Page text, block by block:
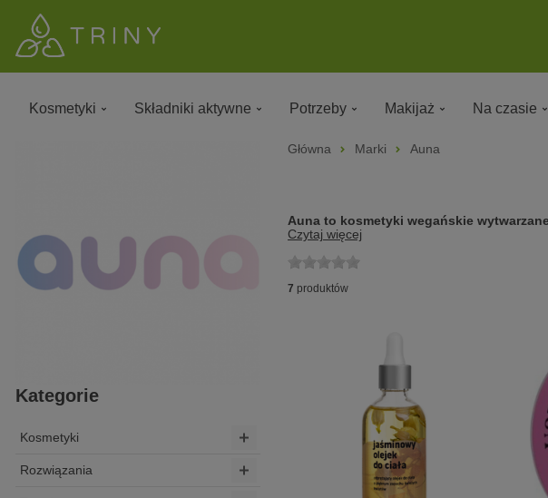
Kosmetyki Składniki aktywne Potrzeby Makijaż Na czasie
Kategorie
Kosmetyki
Rozwiązania
Główna Marki Auna
Auna to kosmetyki wegańskie
Czytaj więcej
7 produktów